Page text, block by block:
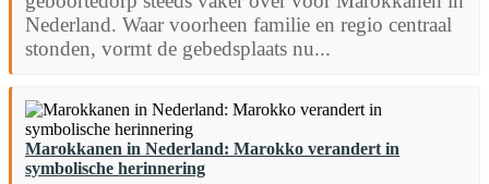
Nederland. Waar voorheen familie en regio centraal
stonden, vormt de gebedsplaats nu...
Marokkanen in Nederland: Marokko verandert in
symbolische herinnering